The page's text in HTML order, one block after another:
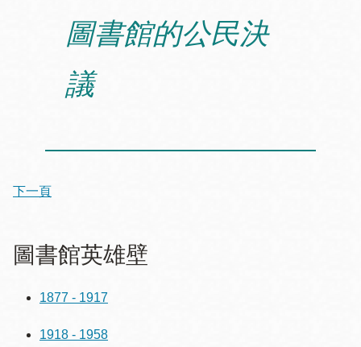
圖書館的公民決
議
下一頁
圖書館英雄壁
1877 - 1917
1918 - 1958